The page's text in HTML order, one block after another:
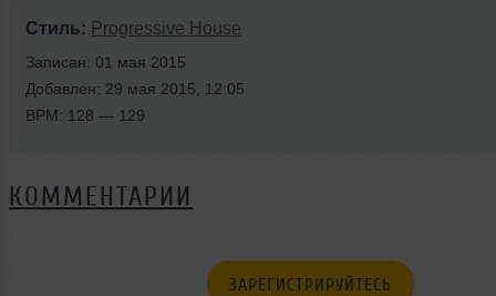
Стиль: Progressive House
Записан: 01 мая 2015
Добавлен: 29 мая 2015, 12:05
BPM: 128 — 129
КОММЕНТАРИИ
ЗАРЕГИСТРИРУЙТЕСЬ